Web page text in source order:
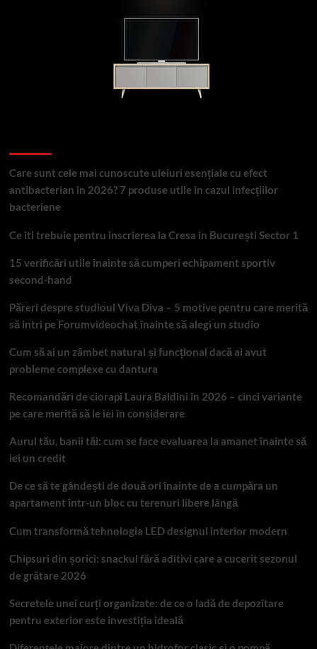
Care sunt cele mai cunoscute uleiuri esențiale cu efect
antibacterian în 2026? 7 produse utile în cazul infecțiilor
bacteriene
Ce iti trebuie pentru inscrierea la Cresa in București Sector 1
15 verificări utile înainte să cumperi echipament sportiv
second-hand
Păreri despre studioul Viva Diva – 5 motive pentru care merită
să intri pe Forumvideochat înainte să alegi un studio
Cum să ai un zâmbet natural și funcțional dacă ai avut
probleme complexe cu dantura
Recomandări de ciorapi Laura Baldini în 2026 – cinci variante
pe care merită să le iei în considerare
Aurul tău, banii tăi: cum se face evaluarea la amanet înainte să
iei un credit
De ce să te gândești de două ori înainte de a cumpăra un
apartament într-un bloc cu terenuri libere lângă
Cum transformă tehnologia LED designul interior modern
Chipsuri din șorici: snackul fără aditivi care a cucerit sezonul
de grătare 2026
Secretele unei curți organizate: de ce o ladă de depozitare
pentru exterior este investiția ideală